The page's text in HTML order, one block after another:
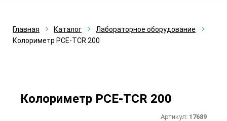
Главная Каталог
Лабораторное оборудование
Колориметр PCE-TCR 200
Колориметр PCE-TCR 200
Артикул: 17689